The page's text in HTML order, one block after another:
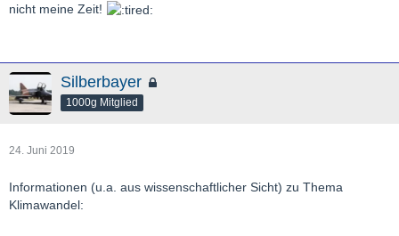
nicht meine Zeit!
Silberbayer
1000g Mitglied
24. Juni 2019
Informationen (u.a. aus wissenschaftlicher Sicht) zu Thema
Klimawandel: